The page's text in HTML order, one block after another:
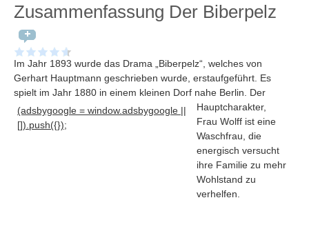
Weimarer Republik
Die Räuber
Maria Stuart
Woyzeck
Zusammenfassung Der Biberpelz
Im Jahr 1893 wurde das Drama „Biberpelz“, welches von
Gerhart Hauptmann geschrieben wurde, erstaufgeführt. Es
spielt im Jahr 1880 in einem kleinen Dorf nahe Berlin
(adsbygoogle = window.adsbygoogle ||
[]).push({});
. Der
Hauptcharakter,
Frau Wolff ist eine
Waschfrau, die
energisch versucht
ihre Familie zu mehr
Wohlstand zu
verhelfen.